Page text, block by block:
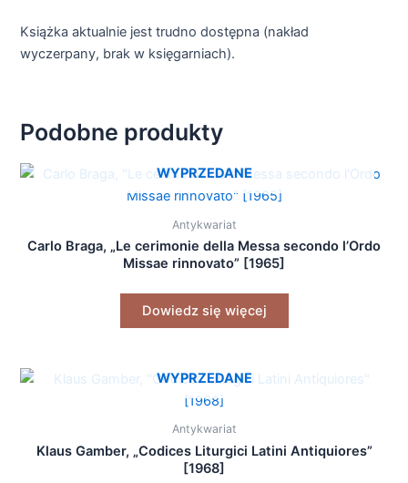
Książka aktualnie jest trudno dostępna (nakład
wyczerpany, brak w księgarniach).
Podobne produkty
WYPRZEDANE
Antykwariat
Carlo Braga, „Le cerimonie della Messa secondo l’Ordo
Missae rinnovato” [1965]
Dowiedz się więcej
WYPRZEDANE
Antykwariat
Klaus Gamber, „Codices Liturgici Latini Antiquiores”
[1968]